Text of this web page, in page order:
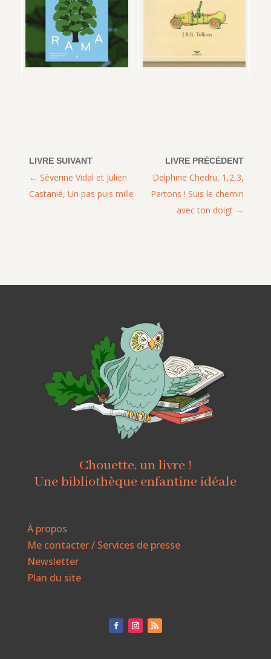
Delphine Chedru, 1,2,3,
Partons ! Suis le chemin
avec ton doigt
Séverine Vidal et Julien
Castanié, Un pas puis mille
Chouette, un livre !
Une bibliothèque enfantine idéale
À propos
Me contacter / Services de presse
Newsletter
Plan du site